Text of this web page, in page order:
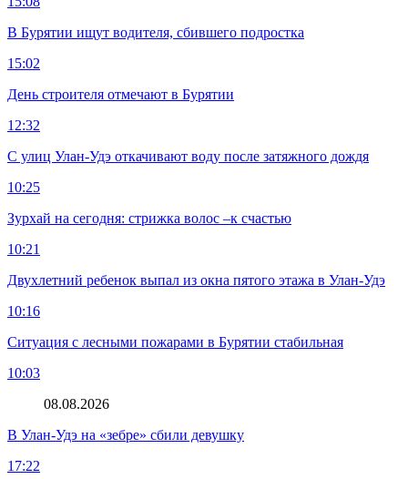
В Бурятии ищут водителя, сбившего подростка
15:02
День строителя отмечают в Бурятии
12:32
С улиц Улан-Удэ откачивают воду после затяжного дождя
10:25
Зурхай на сегодня: стрижка волос –к счастью
10:21
Двухлетний ребенок выпал из окна пятого этажа в Улан-Удэ
10:16
Ситуация с лесными пожарами в Бурятии стабильная
10:03
08.08.2026
В Улан-Удэ на «зебре» сбили девушку
17:22